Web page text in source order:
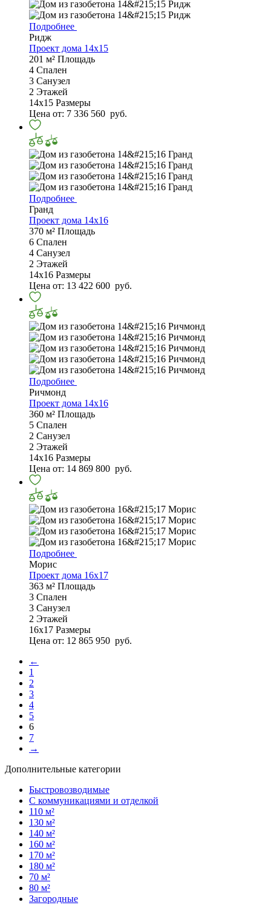
Подробнее
Ридж
Проект дома 14х15
201 м² Площадь
4 Спален
3 Санузел
2 Этажей
14х15 Размеры
Цена от: 7 336 560 руб.
Подробнее
Гранд
Проект дома 14х16
370 м² Площадь
6 Спален
4 Санузел
2 Этажей
14х16 Размеры
Цена от: 13 422 600 руб.
Подробнее
Ричмонд
Проект дома 14х16
360 м² Площадь
5 Спален
2 Санузел
2 Этажей
14х16 Размеры
Цена от: 14 869 800 руб.
Подробнее
Морис
Проект дома 16х17
363 м² Площадь
3 Спален
3 Санузел
2 Этажей
16х17 Размеры
Цена от: 12 865 950 руб.
←
1
2
3
4
5
6
7
→
Дополнительные категории
Быстровозводимые
С коммуникациями и отделкой
110 м²
130 м²
140 м²
160 м²
170 м²
180 м²
70 м²
80 м²
Загородные